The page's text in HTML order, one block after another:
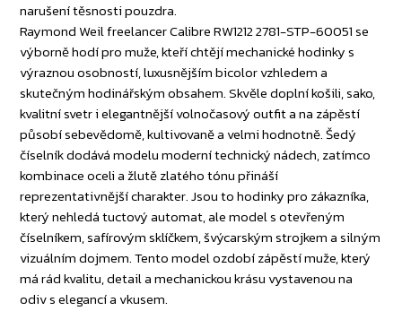
narušení těsnosti pouzdra.
Raymond Weil freelancer Calibre RW1212 2781-STP-60051 se
výborně hodí pro muže, kteří chtějí mechanické hodinky s
výraznou osobností, luxusnějším bicolor vzhledem a
skutečným hodinářským obsahem. Skvěle doplní košili, sako,
kvalitní svetr i elegantnější volnočasový outfit a na zápěstí
působí sebevědomě, kultivovaně a velmi hodnotně. Šedý
číselník dodává modelu moderní technický nádech, zatímco
kombinace oceli a žlutě zlatého tónu přináší
reprezentativnější charakter. Jsou to hodinky pro zákazníka,
který nehledá tuctový automat, ale model s otevřeným
číselníkem, safírovým sklíčkem, švýcarským strojkem a silným
vizuálním dojmem. Tento model ozdobí zápěstí muže, který
má rád kvalitu, detail a mechanickou krásu vystavenou na
odiv s elegancí a vkusem.